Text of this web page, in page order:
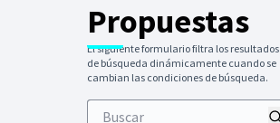
Propuestas
El siguiente formulario filtra los resultados
de búsqueda dinámicamente cuando se
cambian las condiciones de búsqueda.